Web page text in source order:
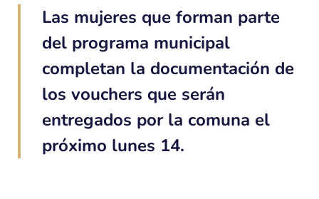
Las mujeres que forman parte
del programa municipal
completan la documentación de
los vouchers que serán
entregados por la comuna el
próximo lunes 14.